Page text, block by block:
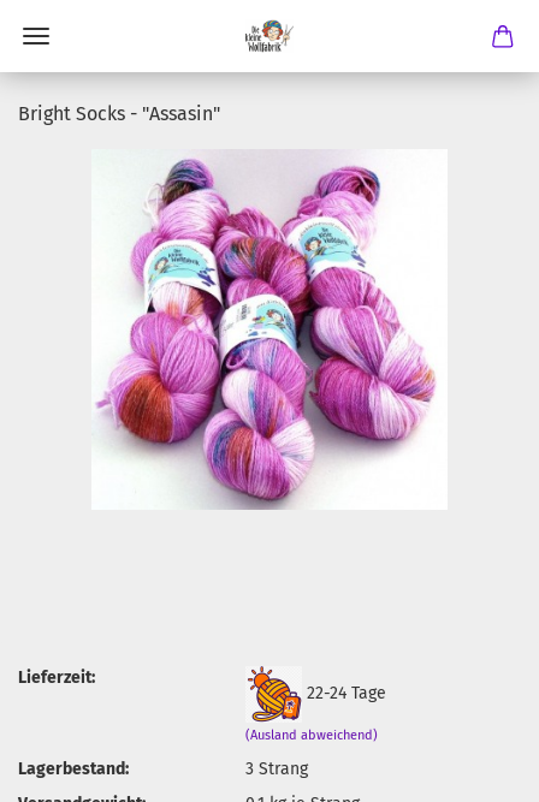
Bright Socks - "Assasin"
Lieferzeit:
22-24 Tage
(Ausland abweichend)
Lagerbestand: 3Strang